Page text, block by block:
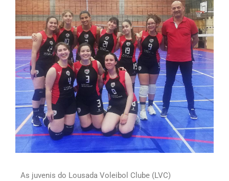
As juvenis do Lousada Voleibol Clube (LVC)